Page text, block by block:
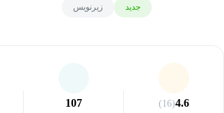
جدید زیرنویس
4.6
(16)
107